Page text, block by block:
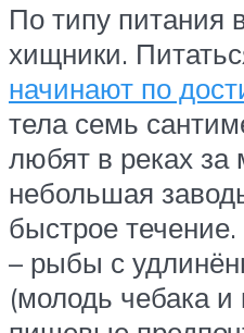
По типу питания
хищники.
начинают по
тела семь
любят в реках за
небольшая
быстрое
– рыбы с
(молодь чебака и